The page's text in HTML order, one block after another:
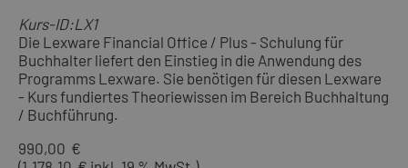
Kurs-ID:LX1
Die Lexware Financial Office / Plus - Schulung für
Buchhalter liefert den Einstieg in die Anwendung des
Programms Lexware. Sie benötigen für diesen Lexware
- Kurs fundiertes Theoriewissen im Bereich Buchhaltung
/ Buchführung.
990,00 €